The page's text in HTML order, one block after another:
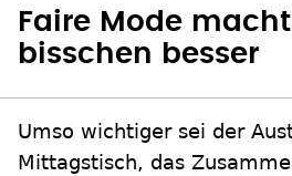
Faire Mode
bisschen besser
Umso wichtiger sei der
Mittagstisch, das